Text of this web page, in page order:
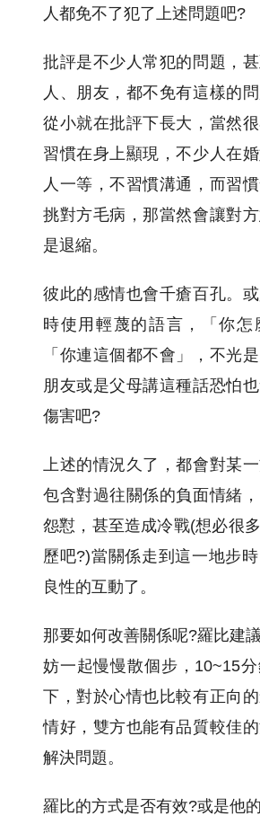
人都免不了犯了上述問題吧?
批評是不少人常犯的問題，
人、朋友，都不免有這樣的
從小就在批評下長大，當然
習慣在身上顯現，不少人在
人一等，不習慣溝通，而習
挑對方毛病，那當然會讓對
是退縮。
彼此的感情也會千瘡百孔。
時使用輕蔑的語言，「你怎
「你連這個都不會」，不光
朋友或是父母講這種話恐怕
傷害吧?
上述的情況久了，都會對某一
包含對過往關係的負面情緒
怨懟，甚至造成冷戰(想必很
歷吧?)當關係走到這一地步
良性的互動了。
那要如何改善關係呢?羅比建
妨一起慢慢散個步，10~15
下，對於心情也比較有正向
情好，雙方也能有品質較佳
解決問題。
羅比的方式是否有效?或是他